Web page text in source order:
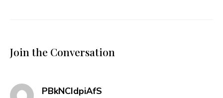
Join the Conversation
PBkNCIdpiAfS